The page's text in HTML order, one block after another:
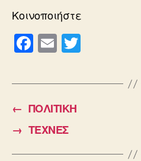
Κοινοποιήστε
F
c
e
b
o
E
ailtt
← ΠΟΛΙΤΙΚΗ
→ ΤΕΧΝΕΣ